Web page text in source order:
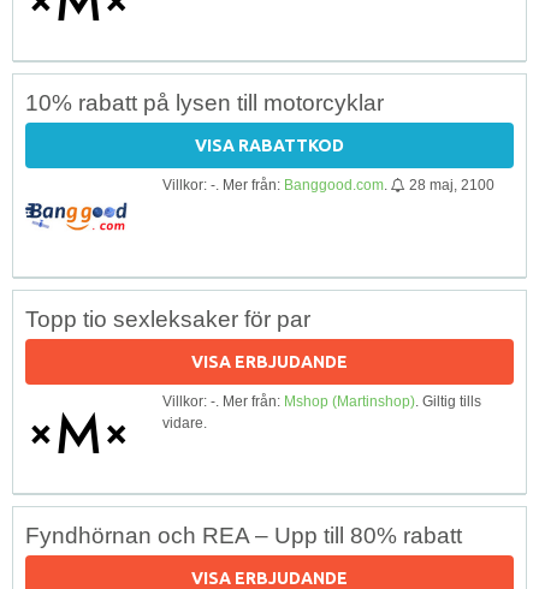
10% rabatt på lysen till motorcyklar
VISA RABATTKOD
Villkor: -. Mer från: Banggood.com. 28 maj, 2100
Topp tio sexleksaker för par
VISA ERBJUDANDE
Villkor: -. Mer från: Mshop (Martinshop). Giltig tills
vidare.
Fyndhörnan och REA – Upp till 80% rabatt
VISA ERBJUDANDE